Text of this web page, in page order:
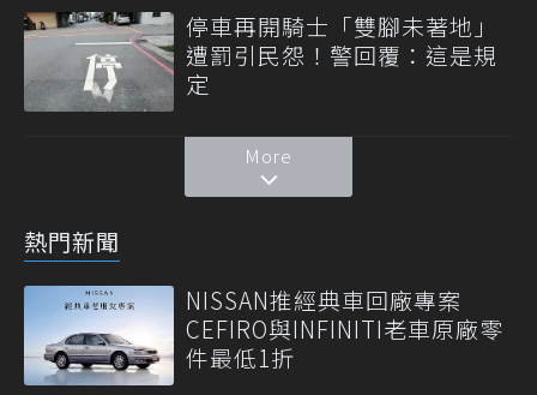
停車再開騎士「雙腳未著地」
遭罰引民怨！警回覆：這是規
定
More
熱門新聞
NISSAN推經典車回廠專案
CEFIRO與INFINITI老車原廠零
件最低1折